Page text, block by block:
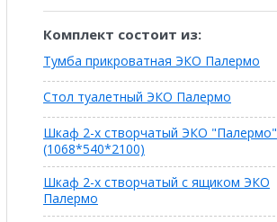
Комплект состоит из:
Тумба прикроватная ЭКО Палермо
Стол туалетный ЭКО Палермо
Шкаф 2-х створчатый ЭКО "Палермо"
(1068*540*2100)
Шкаф 2-х створчатый с ящиком ЭКО
Палермо